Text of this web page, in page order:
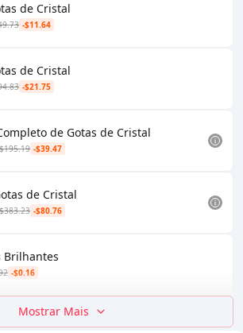
de Cristal
-$11.64
de Cristal
-$21.75
de Gotas de Cristal
$195.19 -$39.47
de Cristal
$383.23 -$80.76
Brilhantes
-$0.16
Mostrar Mais